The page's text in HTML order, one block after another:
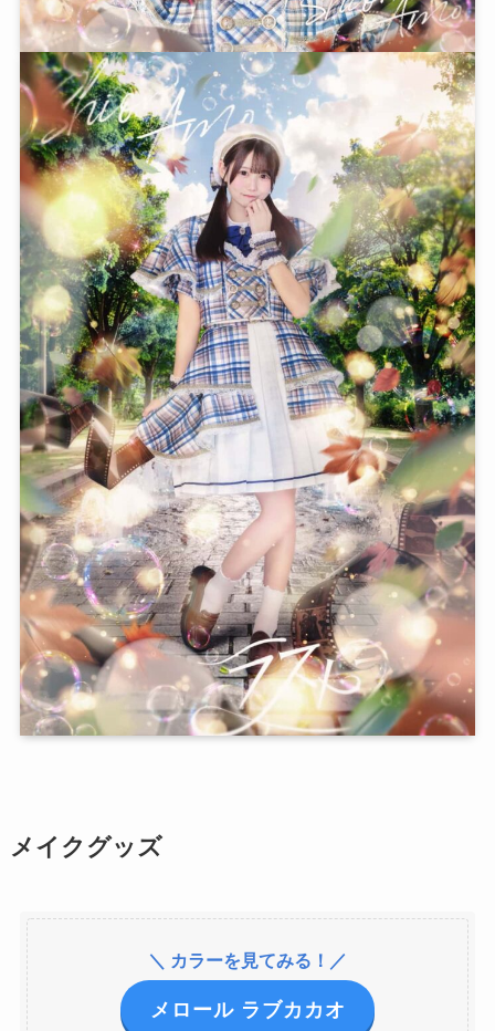
メイクグッズ
＼ カラーを見てみる！／
メロール ラブカカオ